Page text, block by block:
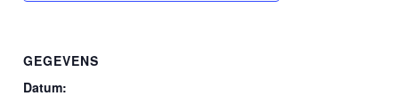
GEGEVENS
Datum: